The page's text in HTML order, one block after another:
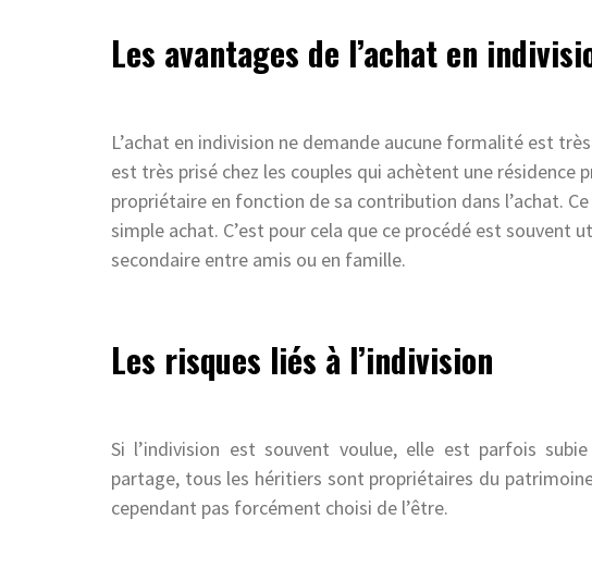
Les avantages de l’achat en
L’achat en indivision ne demande aucune formalité est
est très prisé chez les couples qui achètent une résidence
propriétaire en fonction de sa contribution dans l’achat.
simple achat. C’est pour cela que ce procédé est souvent
secondaire entre amis ou en famille.
Les risques liés à l’indivision
Si l’indivision est souvent voulue, elle est parfois
partage, tous les héritiers sont propriétaires du
cependant pas forcément choisi de l’être.